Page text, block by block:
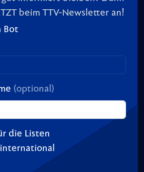
beim TTV-Newsletter an!
Bot
(optional)
die Listen